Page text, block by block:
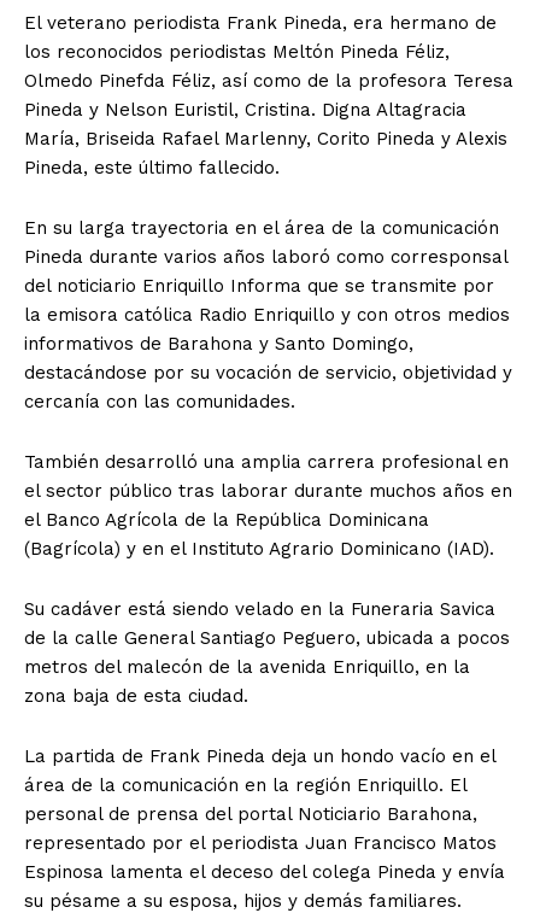
El veterano periodista Frank Pineda, era hermano de
los reconocidos periodistas Meltón Pineda Féliz,
Olmedo Pinefda Féliz, así como de la profesora Teresa
Pineda y Nelson Euristil, Cristina. Digna Altagracia
María, Briseida Rafael Marlenny, Corito Pineda y Alexis
Pineda, este último fallecido.
En su larga trayectoria en el área de la comunicación
Pineda durante varios años laboró como corresponsal
del noticiario Enriquillo Informa que se transmite por
la emisora católica Radio Enriquillo y con otros medios
informativos de Barahona y Santo Domingo,
destacándose por su vocación de servicio, objetividad y
cercanía con las comunidades.
También desarrolló una amplia carrera profesional en
el sector público tras laborar durante muchos años en
el Banco Agrícola de la República Dominicana
(Bagrícola) y en el Instituto Agrario Dominicano (IAD).
Su cadáver está siendo velado en la Funeraria Savica
de la calle General Santiago Peguero, ubicada a pocos
metros del malecón de la avenida Enriquillo, en la
zona baja de esta ciudad.
La partida de Frank Pineda deja un hondo vacío en el
área de la comunicación en la región Enriquillo. El
personal de prensa del portal Noticiario Barahona,
representado por el periodista Juan Francisco Matos
Espinosa lamenta el deceso del colega Pineda y envía
su pésame a su esposa, hijos y demás familiares.